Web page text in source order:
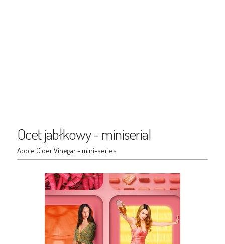
Ocet jabłkowy - miniserial
Apple Cider Vinegar - mini-series